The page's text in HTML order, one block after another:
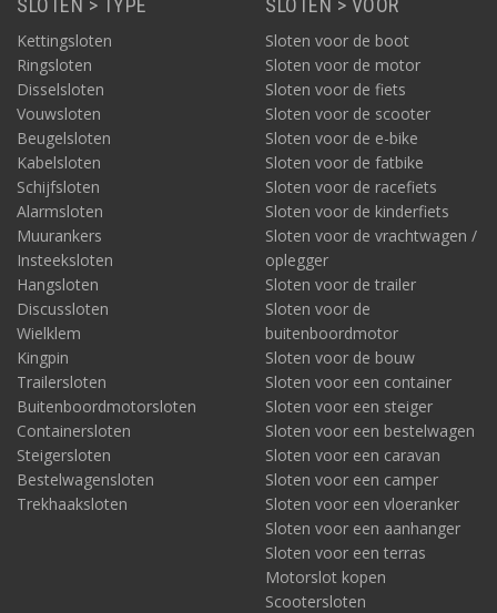
SLOTEN > TYPE
Kettingsloten
Ringsloten
Disselsloten
Vouwsloten
Beugelsloten
Kabelsloten
Schijfsloten
Alarmsloten
Muurankers
Insteeksloten
Hangsloten
Discussloten
Wielklem
Kingpin
Trailersloten
Buitenboordmotorsloten
Containersloten
Steigersloten
Bestelwagensloten
Trekhaaksloten
SLOTEN > VOOR
Sloten voor de boot
Sloten voor de motor
Sloten voor de fiets
Sloten voor de scooter
Sloten voor de e-bike
Sloten voor de fatbike
Sloten voor de racefiets
Sloten voor de kinderfiets
Sloten voor de vrachtwagen /
oplegger
Sloten voor de trailer
Sloten voor de
buitenboordmotor
Sloten voor de bouw
Sloten voor een container
Sloten voor een steiger
Sloten voor een bestelwagen
Sloten voor een caravan
Sloten voor een camper
Sloten voor een vloeranker
Sloten voor een aanhanger
Sloten voor een terras
Motorslot kopen
Scootersloten